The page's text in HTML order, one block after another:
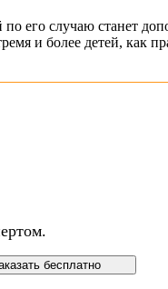
случаю станет
и более детей, как
бесплатно